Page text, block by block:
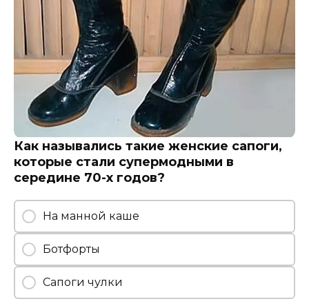
Как назывались такие женские сапоги,
которые стали супермодными в
середине 70-х годов?
На манной каше
Ботфорты
Сапоги чулки